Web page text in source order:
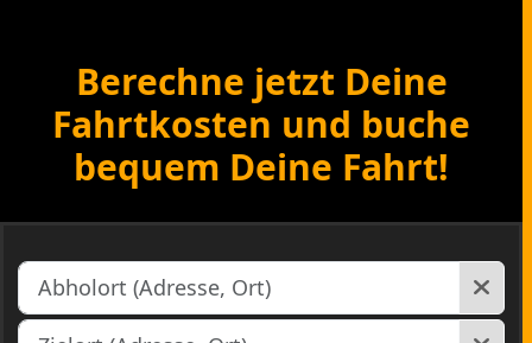
Berechne jetzt Deine
Fahrtkosten und buche
bequem Deine Fahrt!